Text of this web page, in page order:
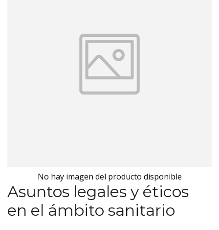
No hay imagen del producto disponible
Asuntos legales y éticos
en el ámbito sanitario